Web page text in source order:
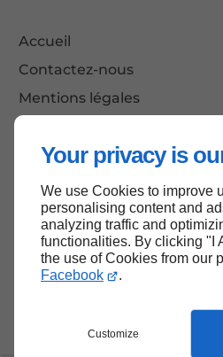
Your privacy is
We use Cookies to improve
personalising content and
analyzing traffic and
functionalities. By clicking "I
the use of Cookies from our
Facebook
.
Customize
Accueil
Contactez-nous
Mentions légales
Haut de